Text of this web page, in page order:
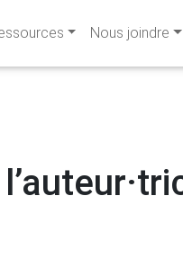
Nous joindre